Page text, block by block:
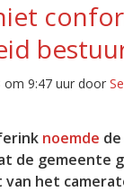
uur 1 van 0
om 9:47 uur door
noemde
de gemeente
het